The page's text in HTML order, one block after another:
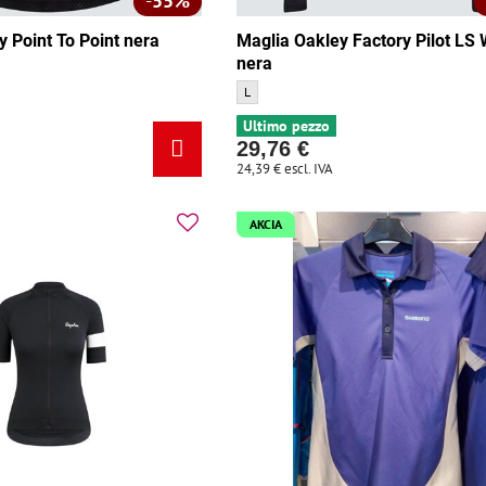
Point To Point nera
To Point nera - Dimensione:
Maglia Oakley Factory Pilot LS
nera
Maglia Oakley Factory Pilot LS WSD nera -
L
Ultimo pezzo
29,76 €
24,39 €escl. IVA
AKCIA